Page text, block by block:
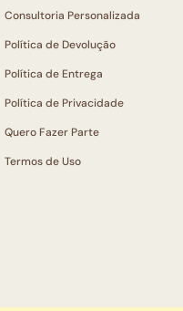
Consultoria Personalizada
Política de Devolução
Política de Entrega
Política de Privacidade
Quero Fazer Parte
Termos de Uso